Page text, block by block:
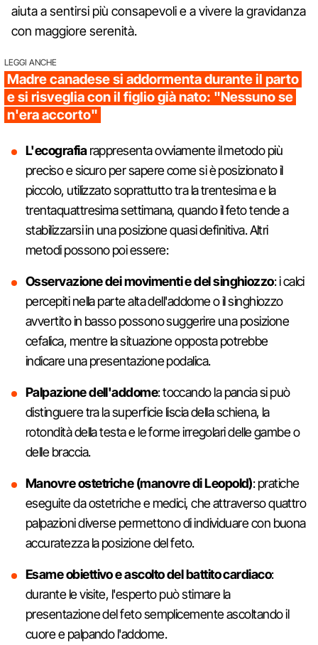
aiuta a sentirsi più consapevoli e a vivere la gravidanza
con maggiore serenità.
LEGGI ANCHE
Madre canadese si addormenta durante il parto
e si risveglia con il figlio già nato: "Nessuno se
n'era accorto"
L'ecografiarappresenta ovviamente il metodo più
preciso e sicuro per sapere come si è posizionato il
piccolo, utilizzato soprattutto tra la trentesima e la
trentaquattresima settimana, quando il feto tende a
stabilizzarsi in una posizione quasi definitiva. Altri
metodi possono poi essere:
Osservazione dei movimenti e del singhiozzo: i calci
percepiti nella parte alta dell'addome o il singhiozzo
avvertito in basso possono suggerire una posizione
cefalica, mentre la situazione opposta potrebbe
indicare una presentazione podalica.
Palpazione dell'addome: toccando la pancia si può
distinguere tra la superficie liscia della schiena, la
rotondità della testa e le forme irregolari delle gambe o
delle braccia.
Manovre ostetriche (manovre di Leopold): pratiche
eseguite da ostetriche e medici, che attraverso quattro
palpazioni diverse permettono di individuare con buona
accuratezza la posizione del feto.
Esame obiettivo e ascolto del battito cardiaco:
durante le visite, l'esperto può stimare la
presentazione del feto semplicemente ascoltando il
cuore e palpando l'addome.